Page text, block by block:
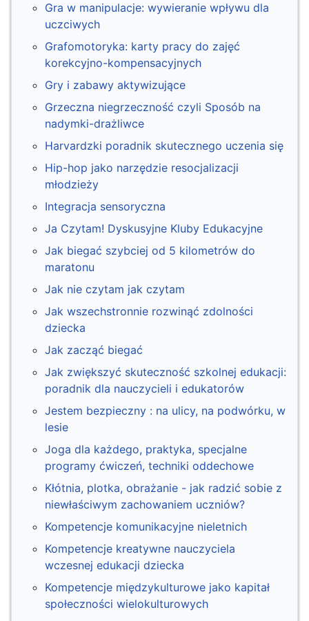
Gra w manipulacje: wywieranie wpływu dla
uczciwych
Grafomotoryka: karty pracy do zajęć
korekcyjno-kompensacyjnych
Gry i zabawy aktywizujące
Grzeczna niegrzeczność czyli Sposób na
nadymki-drażliwce
Harvardzki poradnik skutecznego uczenia się
Hip-hop jako narzędzie resocjalizacji
młodzieży
Integracja sensoryczna
Ja Czytam! Dyskusyjne Kluby Edukacyjne
Jak biegać szybciej od 5 kilometrów do
maratonu
Jak nie czytam jak czytam
Jak wszechstronnie rozwinąć zdolności
dziecka
Jak zacząć biegać
Jak zwiększyć skuteczność szkolnej edukacji:
poradnik dla nauczycieli i edukatorów
Jestem bezpieczny : na ulicy, na podwórku, w
lesie
Joga dla każdego, praktyka, specjalne
programy ćwiczeń, techniki oddechowe
Kłótnia, plotka, obrażanie - jak radzić sobie z
niewłaściwym zachowaniem uczniów?
Kompetencje komunikacyjne nieletnich
Kompetencje kreatywne nauczyciela
wczesnej edukacji dziecka
Kompetencje międzykulturowe jako kapitał
społeczności wielokulturowych